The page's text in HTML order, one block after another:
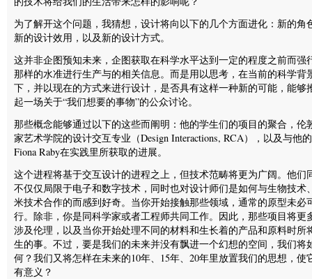
为了解开这个问题，我猜想，设计将向以下的几个方面进化：新的角
新的设计效用，以及新的设计方式。
这并非企图预知未来，企图获取在科学水平达到一定的程度之前而强
那样的水准进行生产与的相关信息。而是用以思考，在当前的科学背
下，并以现在的方式来进行设计，是否具有这样一种新的可能，能够
起一场关于“我们想要的事物”的公众讨论。
那些概念能够通过以下的这些而阐明：他的学生们的项目的聚合，伦
家艺术学院的设计交互专业（Design Interactions, RCA），以及与他
Fiona Raby在实践里所获取的进展。
这个进程将基于交互设计的进程之上，但技术范畴将更为广阔。他们
不仅仅局限于电子和数字技术，同时也对设计师们是如何与生物技术
米技术合作的而感到好奇。当你开始接触那些领域，通常的原型未必
行。除非，你是同科学家或者工程师共同工作。因此，那些项目将更
涉及伦理，以及当你开始处理不同的材料和生长着的产品和原料时所
生的事。不过，要是我们的未来并没有飘进一个幻想的空间，我们将
何？我们又将怎样在未来的10年、15年、20年里放置我们的思想，使
有意义？